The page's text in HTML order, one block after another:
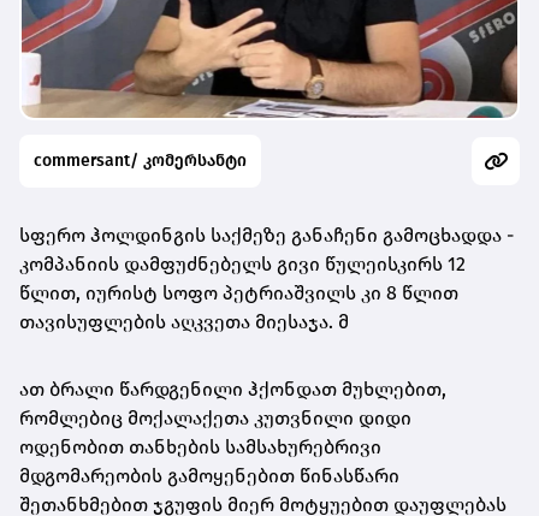
commersant/ კომერსანტი
სფერო ჰოლდინგის საქმეზე განაჩენი გამოცხადდა -
კომპანიის დამფუძნებელს გივი წულეისკირს 12
წლით, იურისტ სოფო პეტრიაშვილს კი 8 წლით
თავისუფლების აღკვეთა მიესაჯა. მ
ათ ბრალი წარდგენილი ჰქონდათ მუხლებით,
რომლებიც მოქალაქეთა კუთვნილი დიდი
ოდენობით თანხების სამსახურებრივი
მდგომარეობის გამოყენებით წინასწარი
შეთანხმებით ჯგუფის მიერ მოტყუებით დაუფლებას